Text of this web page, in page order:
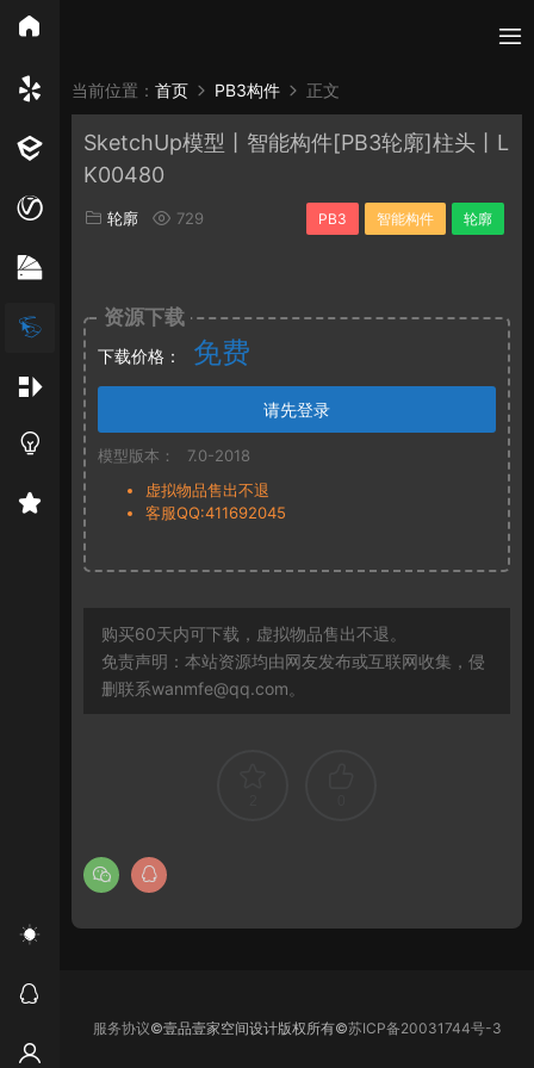
Enscape PB3构件 构件 轮廓
当前位置： 首页 PB3构件 正文
SketchUp模型丨智能构件[PB3轮廓]柱头丨L
K00480
轮廓 729 PB3 智能构件 轮廓
资源下载
下载价格： 免费
请先登录
模型版本：
7.0-2018
虚拟物品售出不退
客服QQ:411692045
购买60天内可下载，虚拟物品售出不退。
免责声明：本站资源均由网友发布或互联网收集，侵
删联系wanmfe@qq.com。
服务协议©壹品壹家空间设计版权所有©苏ICP备20031744号-3